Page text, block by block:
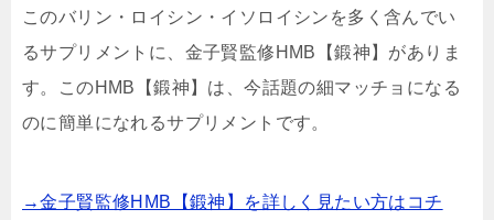
このバリン・ロイシン・イソロイシンを多く含んでい
るサプリメントに、金子賢監修HMB【鍛神】がありま
す。このHMB【鍛神】は、今話題の細マッチョになる
のに簡単になれるサプリメントです。
→金子賢監修HMB【鍛神】を詳しく見たい方はコチ